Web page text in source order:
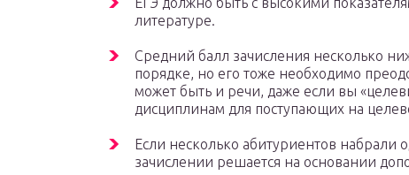
литературе.
Средний балл зачисления несколько
порядке, но его тоже необходимо
может быть и речи, даже если вы
дисциплинам для поступающих на
Если несколько абитуриентов набрали
зачислении решается на основании